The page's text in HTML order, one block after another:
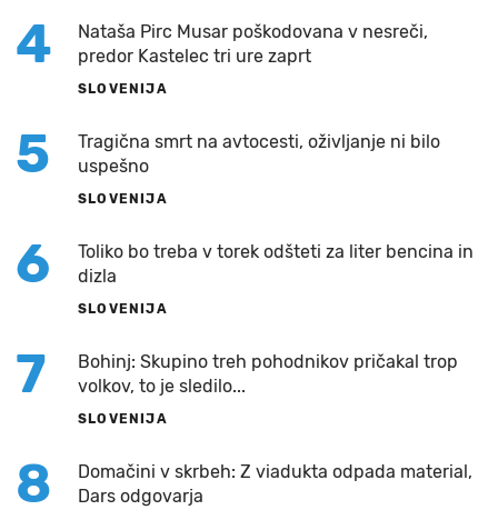
4
Nataša Pirc Musar poškodovana v nesreči,
predor Kastelec tri ure zaprt
SLOVENIJA
5
Tragična smrt na avtocesti, oživljanje ni bilo
uspešno
SLOVENIJA
6
Toliko bo treba v torek odšteti za liter bencina in
dizla
SLOVENIJA
7
Bohinj: Skupino treh pohodnikov pričakal trop
volkov, to je sledilo...
SLOVENIJA
8
Domačini v skrbeh: Z viadukta odpada material,
Dars odgovarja